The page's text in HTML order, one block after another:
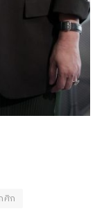
ศิก